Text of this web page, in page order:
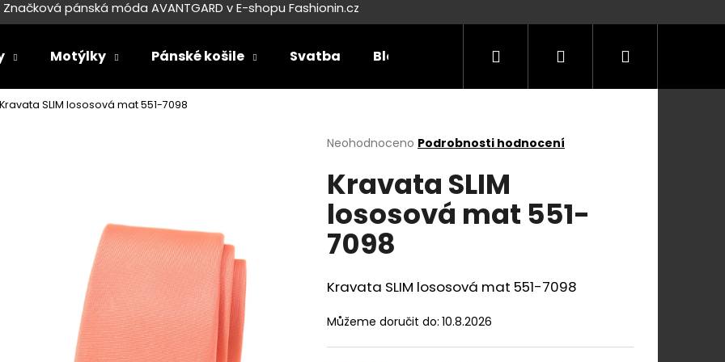
Značková pánská móda AVANTGARD v E-shopu Fashionin.cz
Motýlky Pánské košile Svatba Blog Příležitosti Velikostní tabulky
Hledat PřihlášeníNákupní
Kravata SLIM lososová mat 551-7098
Průměrné
produktu
je
0,0
5
hvězdiček.
Neohodnoceno Podrobnosti hodnocení
Kravata SLIM
lososová mat 551-
7098
Kravata SLIM lososová mat 551-7098
Můžeme doručit do: 10.8.2026
Co potřebujete najít?
Doporučujeme
SET LÁTKOVÉ ŠLE Y S KOŽENÝM SET LÁTKOVÉ ŠLE Y S KOŽENÝM